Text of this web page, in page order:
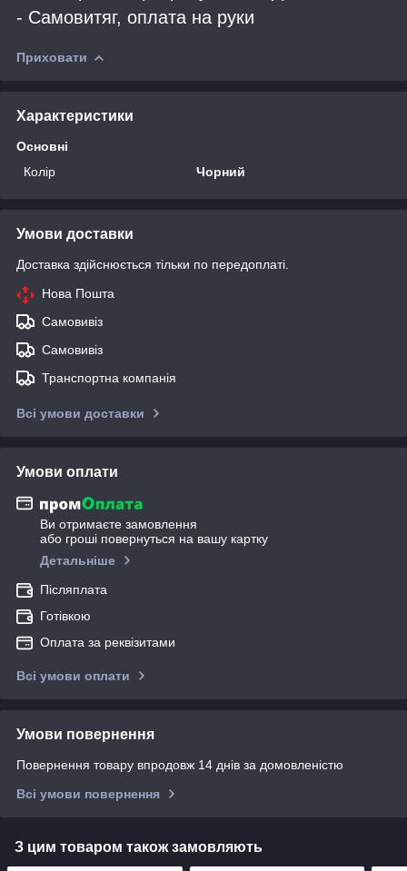
- Самовитяг, оплата на руки
Приховати
Характеристики
Основні
Колір
Чорний
Умови доставки
Доставка здійснюється тільки по передоплаті.
Нова Пошта
Самовивіз
Самовивіз
Транспортна компанія
Всі умови доставки
Умови оплати
Ви отримаєте замовлення
або гроші повернуться на вашу картку
Детальніше
Післяплата
Готівкою
Оплата за реквізитами
Всі умови оплати
Умови повернення
Повернення товару впродовж 14 днів за домовленістю
Всі умови повернення
З цим товаром також замовляють